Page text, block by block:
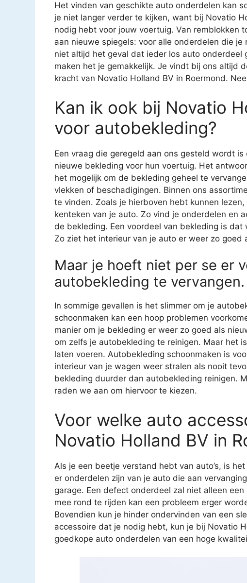
Het vinden van geschikte auto onderdelen kan
je niet langer verder te kijken, want bij Novatio
nodig hebt voor jouw voertuig. Van remblokken
aan nieuwe spiegels: voor alle onderdelen die
niet altijd het geval dat ieder los auto onderdeel
maken het je gemakkelijk. Je vindt bij ons altijd
kracht van Novatio Holland BV in Roermond.
Kan ik ook bij Novatio
voor autobekleding?
Een vraag die geregeld aan ons gesteld wordt
nieuwe bekleding voor hun voertuig. Het
het mogelijk om de bekleding geheel te
vlekken of beschadigingen. Binnen ons
te vinden. Zoals je hierboven hebt kunnen
kenteken van je auto. Zo vind je onderdelen en
de bekleding. Een voordeel van bekleding is
Zo ziet het interieur van je auto er weer zo goed
Maar je hoeft niet per se er
autobekleding te vervangen.
In sommige gevallen is het slimmer om je
schoonmaken kan een hoop problemen
manier om je bekleding er weer zo goed als
om zelfs je autobekleding te reinigen. Maar het
laten voeren. Autobekleding schoonmaken is
interieur van je wagen weer stralen als nooit
bekleding duurder dan autobekleding reinigen.
raden we aan om hiervoor te kiezen.
Voor welke auto
Novatio Holland BV in
Als je een beetje verstand hebt van auto’s, is
er onderdelen zijn van je auto die aan
garage. Een defect onderdeel zal niet alleen
mee rond te rijden kan een probleem erger
Bovendien kun je hinder ondervinden van een
accessoire dat je nodig hebt, kun je bij Novatio
goedkope auto onderdelen van een hoge